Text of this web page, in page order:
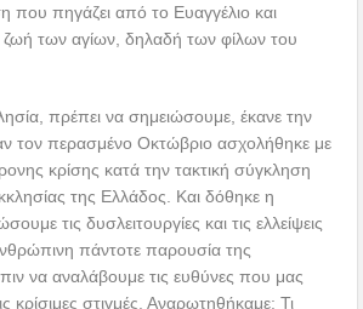
που πηγάζει από το Ευαγγέλιο και
των αγίων, δηλαδή των φίλων του
πρέπει να σημειώσουμε, έκανε την
τον περασμένο Οκτώβριο ασχολήθηκε με
κρίσης κατά την τακτική σύγκληση
της Ελλάδος. Και δόθηκε η
τις δυσλειτουργίες και τις ελλείψεις
πάντοτε παρουσία της
να αναλάβουμε τις ευθύνες που μας
κρίσιμες στιγμές. Αναρωτηθήκαμε: Τι